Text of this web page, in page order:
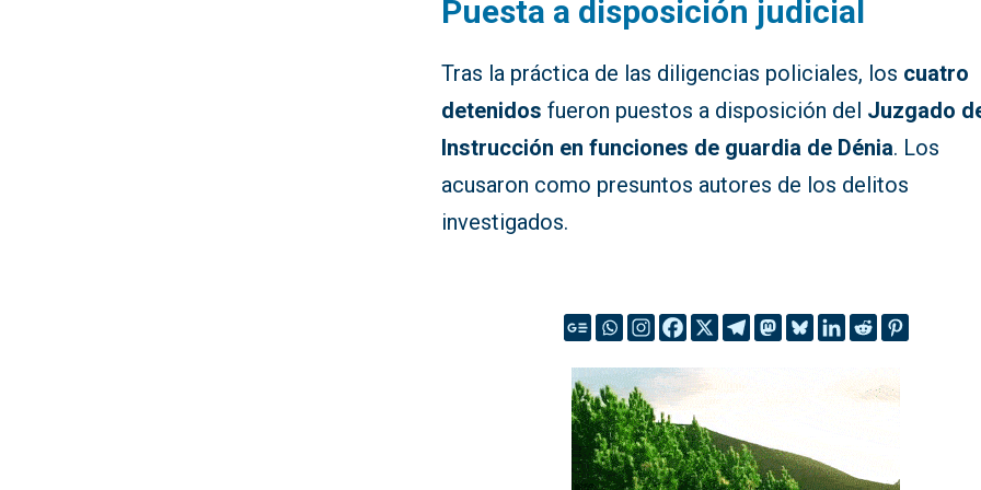
Puesta a disposición judicial
Tras la práctica de las diligencias policiales, los cuatro
detenidos fueron puestos a disposición del Juzgado
Instrucción en funciones de guardia de Dénia. Los
acusaron como presuntos autores de los delitos
investigados.